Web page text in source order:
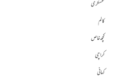
عسکری
کالم
کچھ خاص
کراچی
کہانی